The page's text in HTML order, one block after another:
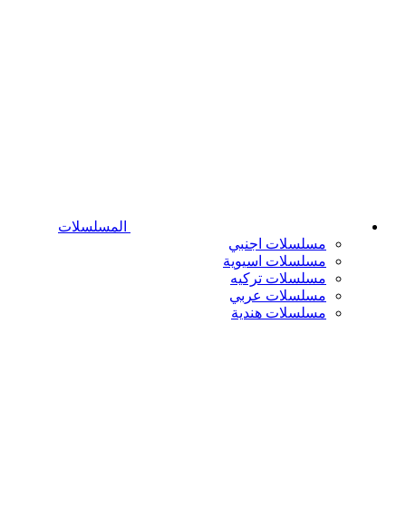
المسلسلات
مسلسلات اجنبي
مسلسلات اسيوية
مسلسلات تركيه
مسلسلات عربي
مسلسلات هندية